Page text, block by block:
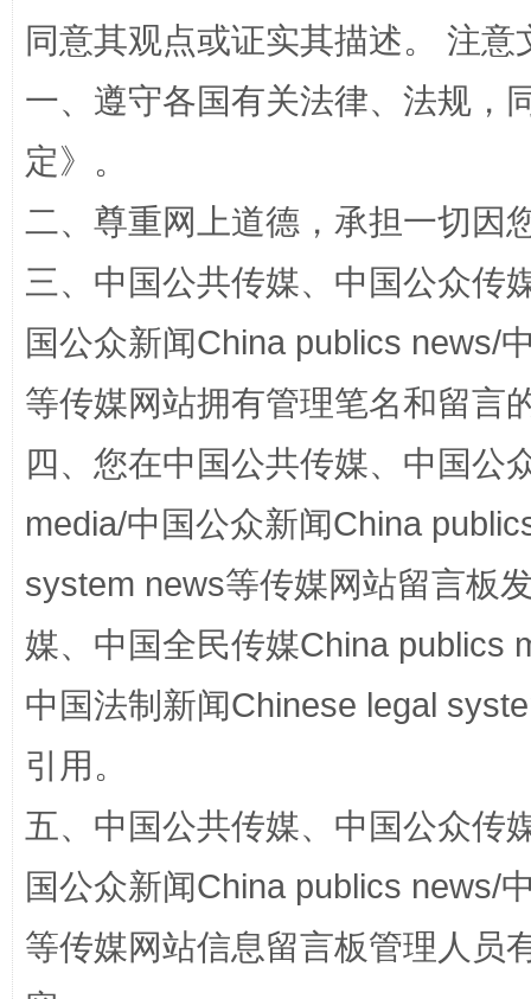
站台名比不上好声名
漫山遍野的桃花与雪山、麦地、白藏房
同意其观点或证实其描述。 注
一、遵守各国有关法律、法规，
定》。
二、尊重网上道德，承担一切因
三、中国公共传媒、中国公众传
国公众新闻China publics news/
等传媒网站拥有管理笔名和留言
四、您在中国公共传媒、中国公
media/中国公众新闻China
system news等传媒网站留言板
媒、中国全民传媒China publics
中国法制新闻Chinese legal
引用。
五、中国公共传媒、中国公众传
国公众新闻China publics news/
等传媒网站信息留言板管理人员